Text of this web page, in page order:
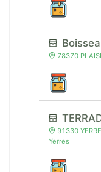
78370
91330
Yerres